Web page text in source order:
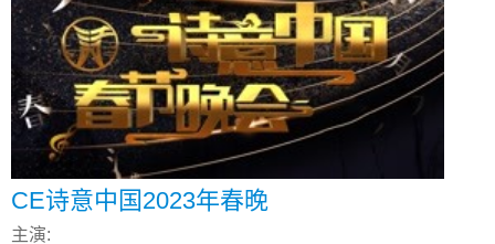
CE诗意中国2023年春晚
主演: